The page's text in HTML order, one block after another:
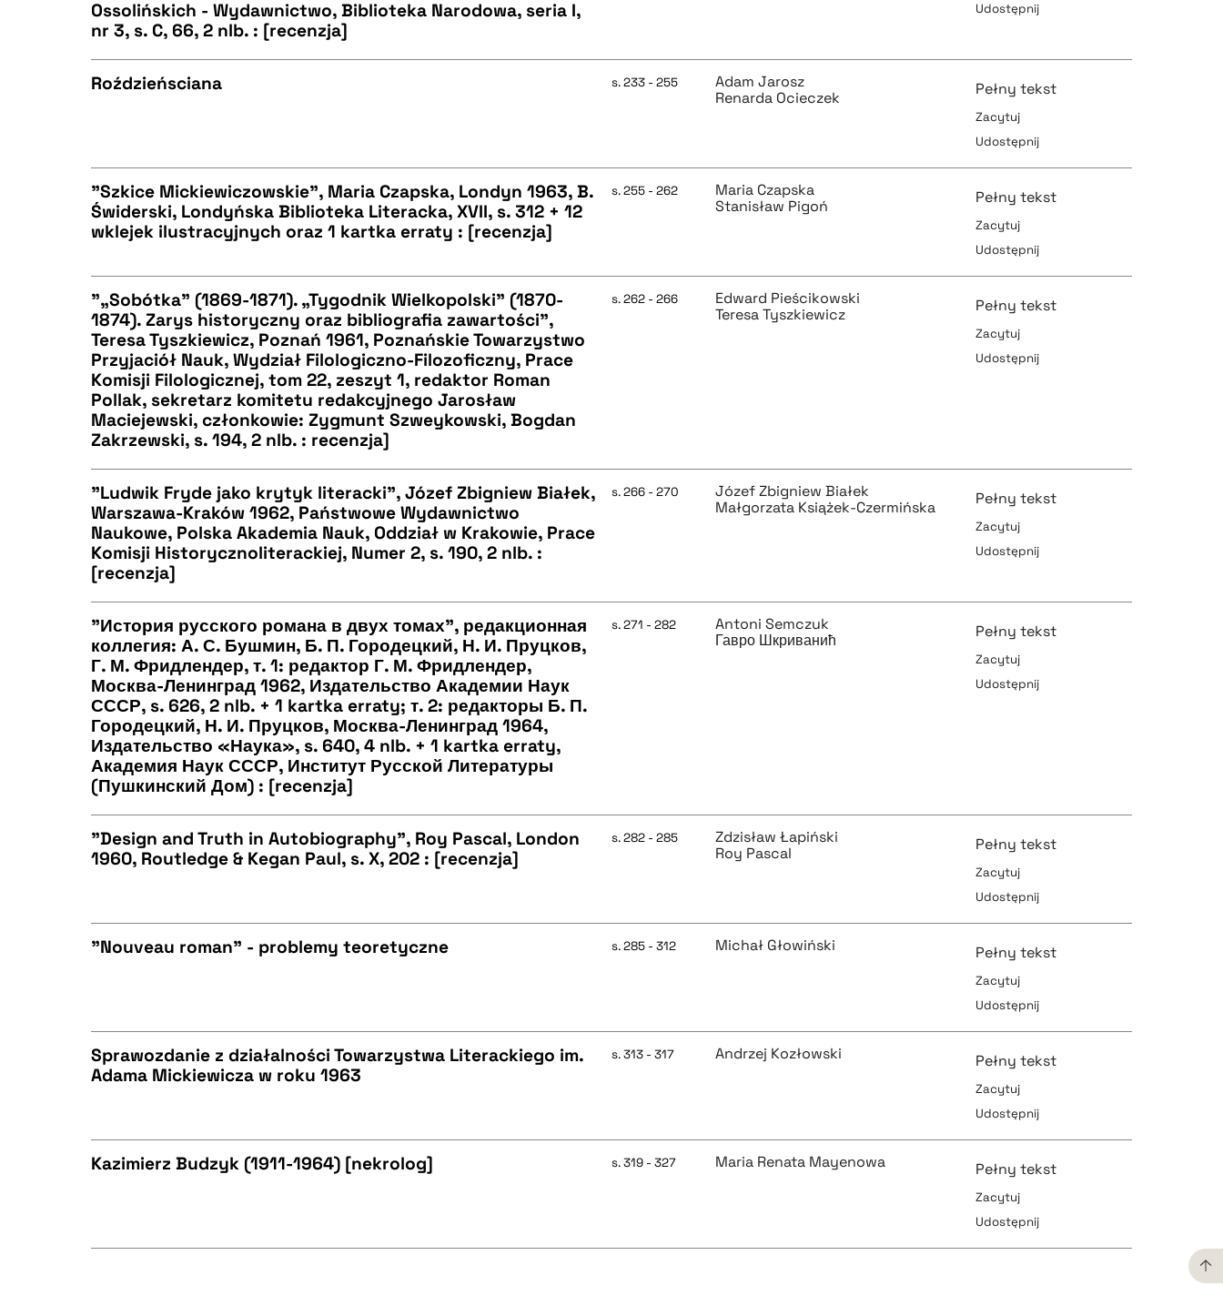
BIBTEX
pobierz cytat
Ossolińskich - Wydawnictwo, Biblioteka Narodowa, seria I,
nr 3, s. C, 66, 2 nlb. : [recenzja]
Udostępnij
pobierz cytat
BIBTEX
Roździeńsciana s. 233 - 255
Adam Jarosz
Renarda Ocieczek
Pełny tekst
Zacytuj
Udostępnij
CZYSTY TEKST
pobierz cytat
BIBTEX
"Szkice Mickiewiczowskie", Maria Czapska, Londyn 1963, B.
Świderski, Londyńska Biblioteka Literacka, XVII, s. 312 + 12
wklejek ilustracyjnych oraz 1 kartka erraty : [recenzja]
s. 255 - 262
Maria Czapska
Stanisław Pigoń
Pełny tekst
Zacytuj
Udostępnij
CZYSTY TEKST
BIBTEX
"„Sobótka” (1869-1871). „Tygodnik Wielkopolski” (1870-
1874). Zarys historyczny oraz bibliografia zawartości",
Teresa Tyszkiewicz, Poznań 1961, Poznańskie Towarzystwo
Przyjaciół Nauk, Wydział Filologiczno-Filozoficzny, Prace
Komisji Filologicznej, tom 22, zeszyt 1, redaktor Roman
Pollak, sekretarz komitetu redakcyjnego Jarosław
Maciejewski, członkowie: Zygmunt Szweykowski, Bogdan
Zakrzewski, s. 194, 2 nlb. : recenzja]
s. 262 - 266
Edward Pieścikowski
Teresa Tyszkiewicz
Pełny tekst
Zacytuj
Udostępnij
CZYSTY TEKST
BIBTEX
pobierz cytat
"Ludwik Fryde jako krytyk literacki", Józef Zbigniew Białek,
Warszawa-Kraków 1962, Państwowe Wydawnictwo
Naukowe, Polska Akademia Nauk, Oddział w Krakowie, Prace
Komisji Historycznoliterackiej, Numer 2, s. 190, 2 nlb. :
[recenzja]
s. 266 - 270
Józef Zbigniew Białek
Małgorzata Książek-Czermińska
Pełny tekst
Zacytuj
Udostępnij
CZYSTY TEKST
BIBTEX
"История русского романа в двух томах", редакционная
коллегия: А. С. Бушмин, Б. П. Городецкий, Н. И. Пруцков,
Г. М. Фридлендер, т. 1: редактор Г. М. Фридлендер,
Москва-Ленинград 1962, Издательство Академии Наук
СССР, s. 626, 2 nlb. + 1 kartka erraty; т. 2: редакторы Б. П.
Городецкий, Н. И. Пруцков, Москва-Ленинград 1964,
Издательство «Наука», s. 640, 4 nlb. + 1 kartka erraty,
Академия Наук СССР, Институт Русской Литературы
(Пушкинский Дом) : [recenzja]
s. 271 - 282
Antoni Semczuk
Гавро Шкриванић
Pełny tekst
Zacytuj
Udostępnij
pobierz cytat
"Design and Truth in Autobiography", Roy Pascal, London
1960, Routledge & Kegan Paul, s. X, 202 : [recenzja]
s. 282 - 285
Zdzisław Łapiński
Roy Pascal
Pełny tekst
Zacytuj
Udostępnij
pobierz cytat
"Nouveau roman" - problemy teoretyczne s. 285 - 312 Michał Głowiński Pełny tekst
Zacytuj
Udostępnij
pobierz cytat
Sprawozdanie z działalności Towarzystwa Literackiego im.
Adama Mickiewicza w roku 1963
s. 313 - 317 Andrzej Kozłowski Pełny tekst
Zacytuj
Udostępnij
pobierz cytat
Kazimierz Budzyk (1911-1964) [nekrolog] s. 319 - 327 Maria Renata Mayenowa Pełny tekst
Zacytuj
Udostępnij